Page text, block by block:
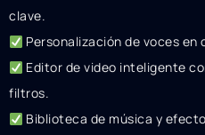
clave.
Personalización de voces
Editor de video inteligente
filtros.
Biblioteca de música y